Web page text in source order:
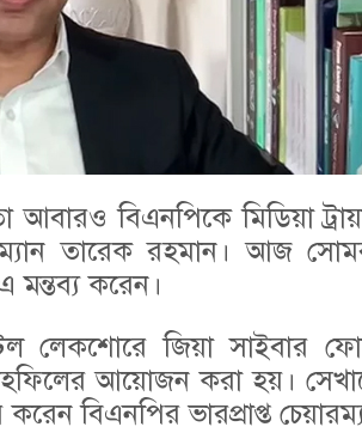
বিএনপিকে মিডিয়া
তারেক রহমান। আজ
মন্তব্য করেন।
জিয়া সাইবার
আয়োজন করা হয়।
বিএনপির ভারপ্রাপ্ত